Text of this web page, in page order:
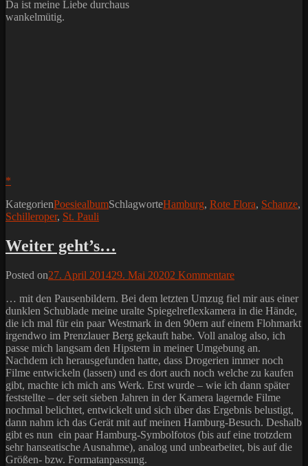
Da ist meine Liebe durchaus
wankelmütig.
*
KategorienPoesiealbumSchlagworteHamburg, Rote Flora, Schanze,
Schilleroper, St. Pauli
Weiter geht’s…
Posted on27. April 201429. Mai 20202 Kommentare
… mit den Pausenbildern. Bei dem letzten Umzug fiel mir aus einer
dunklen Schublade meine uralte Spiegelreflexkamera in die Hände,
die ich mal für ein paar Westmark in den 90ern auf einem Flohmarkt
irgendwo im Prenzlauer Berg gekauft habe. Voll analog also, ich
passe mich langsam den Hipstern in meiner Umgebung an.
Nachdem ich herausgefunden hatte, dass Drogerien immer noch
Filme entwickeln (lassen) und es dort auch noch welche zu kaufen
gibt, machte ich mich ans Werk. Erst wurde – wie ich dann später
feststellte – der seit sieben Jahren in der Kamera lagernde Filme
nochmal belichtet, entwickelt und sich über das Ergebnis belustigt,
dann nahm ich das Gerät mit auf meinen Hamburg-Besuch. Deshalb
gibt es nun ein paar Hamburg-Symbolfotos (bis auf eine trotzdem
sehr hanseatische Ausnahme), analog und unbearbeitet, bis auf die
Größen- bzw. Formatanpassung.